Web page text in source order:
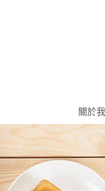
關於